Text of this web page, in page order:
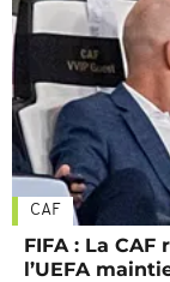
CAF
FIFA : La
l’UEFA